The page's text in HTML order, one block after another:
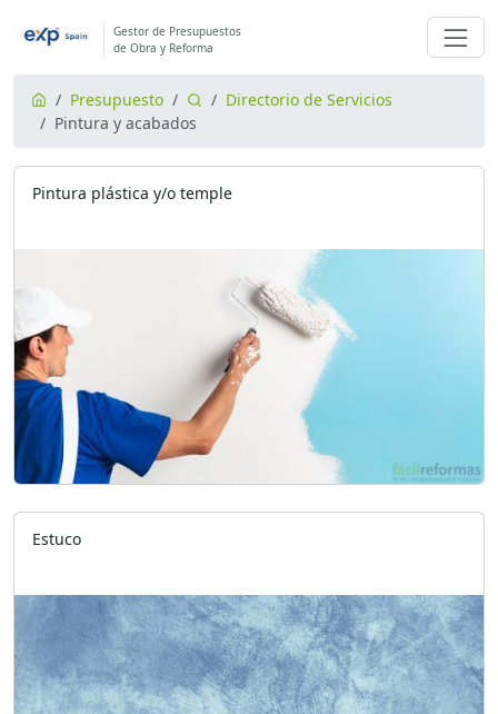
Gestor de Presupuestos
de Obra y Reforma
Presupuesto
Directorio de Servicios
Pintura y acabados
Pintura plástica y/o temple
Estuco